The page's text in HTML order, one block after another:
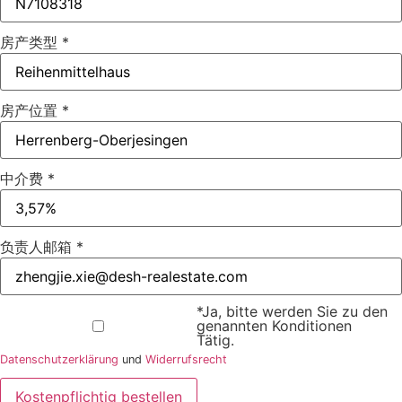
房产类型 *
房产位置 *
中介费 *
负责人邮箱 *
*Ja, bitte werden Sie zu den
genannten Konditionen
Tätig.
Datenschutzerklärung und Widerrufsrecht
Kostenpflichtig bestellen